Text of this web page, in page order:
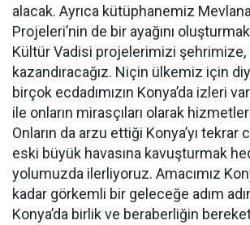
alacak. Ayrıca kütüphanemiz
Projeleri’nin de bir ayağını
Kültür Vadisi projelerimizi
kazandıracağız. Niçin ülkemiz için
birçok ecdadımızın Konya’da izleri
ile onların mirasçıları olarak
Onların da arzu ettiği Konya’yı tekrar
eski büyük havasına kavuşturmak
yolumuzda ilerliyoruz. Amacımız
kadar görkemli bir geleceğe adım
Konya’da birlik ve beraberliğin